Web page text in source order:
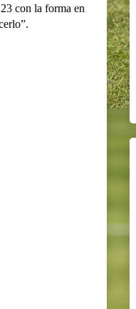
con la forma en